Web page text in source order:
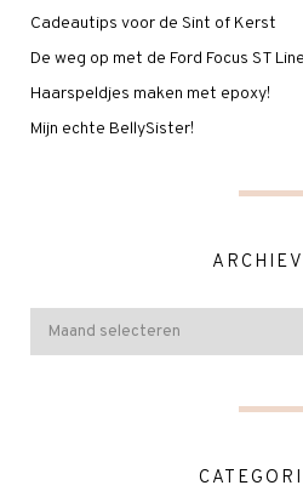
Cadeautips voor de Sint of Kerst
De weg op met de Ford Focus ST
Haarspeldjes maken met epoxy!
Mijn echte BellySister!